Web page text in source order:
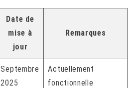
Date de
mise à
jour
Remarques
Septembre
2025
Actuellement
fonctionnelle